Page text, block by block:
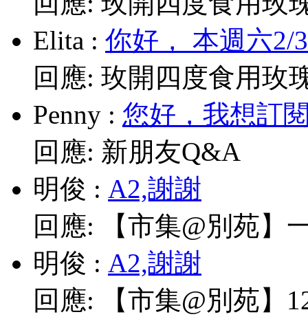
Elita : 你好， 本週六2/
回應: 玫開四度食用玫
Penny : 您好，我想訂
回應: 新朋友Q&A
明俊 : A2,謝謝
回應:
【市集@別苑】
明俊 : A2,謝謝
回應:
【市集@別苑】